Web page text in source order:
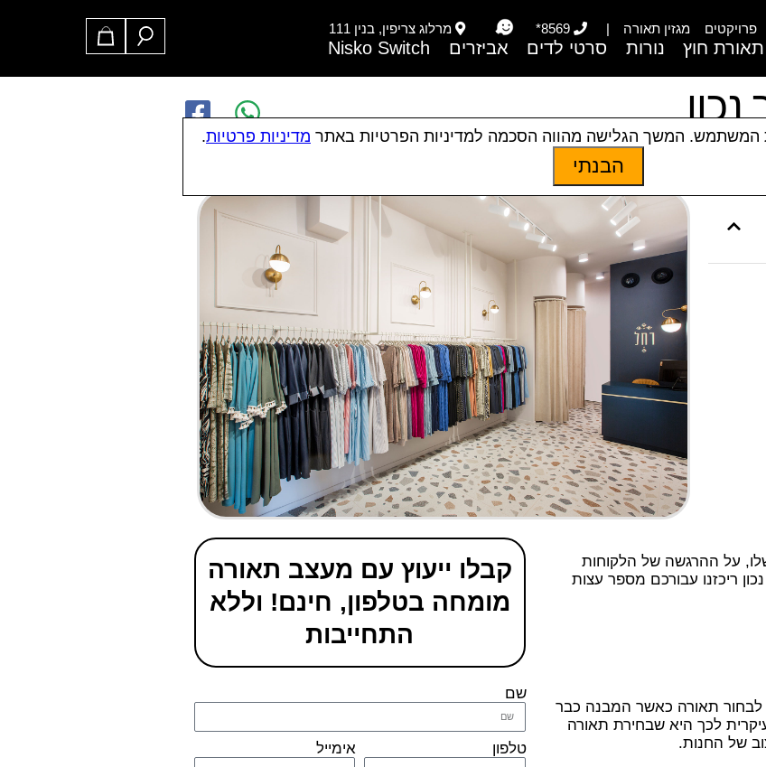
פרויקטים מגזין תאורה |
8569* מרלוג צריפין, בנין 111
תאורת חוץ נורות סרטי לדים אביזרים Nisko Switch
על ההרגשה של הלקוחות
ריכזנו עבורכם מספר עצות
תאורה כאשר המבנה כבר
לכך היא שבחירת תאורה
של החנות.
קבלו ייעוץ עם מעצב תאורה
מומחה בטלפון, חינם! וללא
התחייבות
שם
טלפון אימייל
המשתמש. המשך הגלישה מהווה הסכמה למדיניות הפרטיות באתר מדיניות פרטיות.
הבנתי